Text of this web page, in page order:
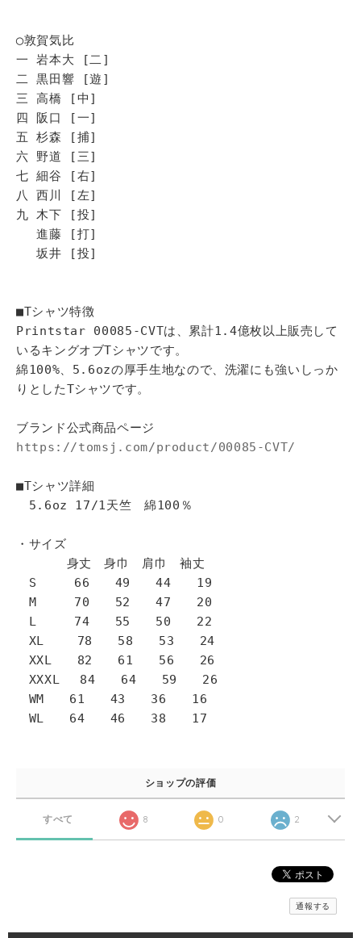
◯敦賀気比
一 岩本大 [二]
二 黒田響 [遊]
三 高橋 [中]
四 阪口 [一]
五 杉森 [捕]
六 野道 [三]
七 細谷 [右]
八 西川 [左]
九 木下 [投]
進藤 [打]
坂井 [投]
■Tシャツ特徴
Printstar 00085-CVTは、累計1.4億枚以上販売して
いるキングオブTシャツです。
綿100%、5.6ozの厚手生地なので、洗濯にも強いしっか
りとしたTシャツです。
ブランド公式商品ページ
https://tomsj.com/product/00085-CVT/
■Tシャツ詳細
5.6oz 17/1天竺 綿100％
・サイズ
身丈 身巾 肩巾 袖丈
S 66 49 44 19
M 70 52 47 20
L 74 55 50 22
XL 78 58 53 24
XXL 82 61 56 26
XXXL 84 64 59 26
WM 61 43 36 16
WL 64 46 38 17
ショップの評価
すべて 8 0 2
通報する